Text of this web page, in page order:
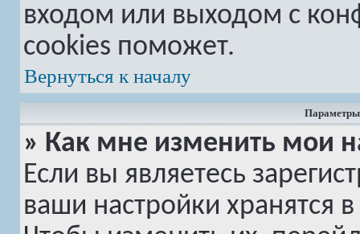
входом или выходом с
cookies поможет.
Вернуться к началу
Параметры
» Как мне изменить мои
Если вы являетесь
ваши настройки хранятся